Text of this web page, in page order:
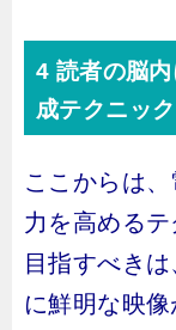
4 読者の脳
成テクニック
ここからは
力を高めるテ
目指すべき
に鮮明な映像